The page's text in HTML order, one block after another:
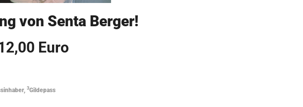
von Senta Berger!
Euro
3Gildepass